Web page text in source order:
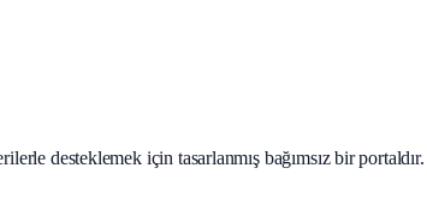
desteklemek için tasarlanmış bağımsız bir